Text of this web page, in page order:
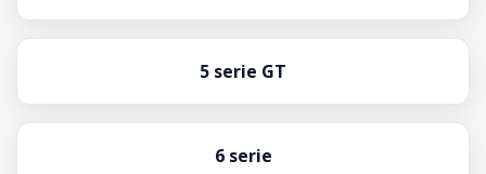
5 serie GT
6 serie